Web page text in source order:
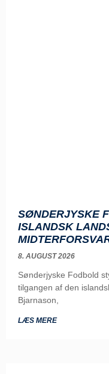
SØNDERJYSKE
ISLANDSK
8. AUGUST 2026
Sønderjyske Fodbold
tilgangen af den
Bjarnason,
LÆS MERE